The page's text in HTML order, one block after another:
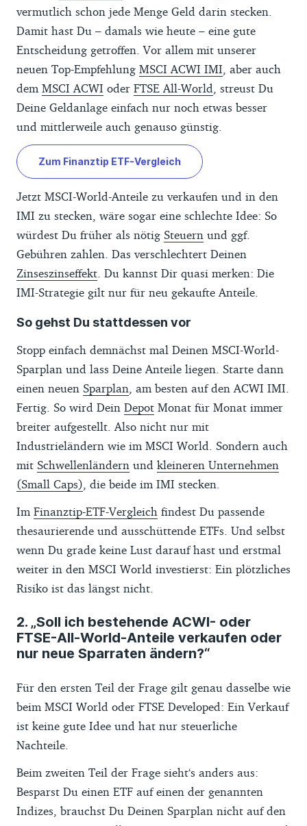
vermutlich schon jede Menge Geld darin stecken.
Damit hast Du – damals wie heute – eine gute
Entscheidung getroffen. Vor allem mit unserer
neuen Top-Empfehlung MSCI ACWI IMI , aber auch
dem MSCI ACWI oder FTSE All-World , streust Du
Deine Geldanlage einfach nur noch etwas besser
und mittlerweile auch genauso günstig.
Zum Finanztip ETF-Vergleich
Jetzt MSCI-World-Anteile zu verkaufen und in den
IMI zu stecken, wäre sogar eine schlechte Idee: So
würdest Du früher als nötig Steuern und ggf.
Gebühren zahlen. Das verschlechtert Deinen
Zinseszinseffekt . Du kannst Dir quasi merken: Die
IMI-Strategie gilt nur für neu gekaufte Anteile.
So gehst Du stattdessen vor
Stopp einfach demnächst mal Deinen MSCI-World-
Sparplan und lass Deine Anteile liegen. Starte dann
einen neuen Sparplan , am besten auf den ACWI IMI.
Fertig. So wird Dein Depot Monat für Monat immer
breiter aufgestellt. Also nicht nur mit
Industrieländern wie im MSCI World. Sondern auch
mit Schwellenländern und kleineren Unternehmen
(Small Caps) , die beide im IMI stecken.
Im Finanztip-ETF-Vergleich findest Du passende
thesaurierende und ausschüttende ETFs. Und selbst
wenn Du grade keine Lust darauf hast und erstmal
weiter in den MSCI World investierst: Ein plötzliches
Risiko ist das längst nicht.
2. „Soll ich bestehende ACWI- oder
FTSE-All-World-Anteile verkaufen oder
nur neue Sparraten ändern?“
Für den ersten Teil der Frage gilt genau dasselbe wie
beim MSCI World oder FTSE Developed: Ein Verkauf
ist keine gute Idee und hat nur steuerliche
Nachteile.
Beim zweiten Teil der Frage sieht‘s anders aus:
Besparst Du einen ETF auf einen der genannten
Indizes, brauchst Du Deinen Sparplan nicht auf den